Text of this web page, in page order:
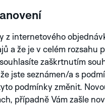
z internetového
a že je v celém rozsahu
zaškrtnutím
jste seznámen/a s
podmínky změnit.
případně Vám zašle